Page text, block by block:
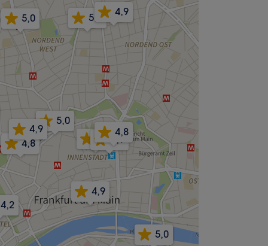
5,0
5,0
4,9
5,0
5,0
4,8
4,2
4,9
4,9
4,8
4,9
4,9